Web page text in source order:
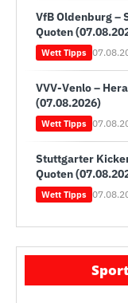
VfB Oldenburg –
Quoten
Wett Tipps
VVV-Venlo –
(07.08.2026)
Wett Tipps
Stuttgarter
Quoten
Wett Tipps